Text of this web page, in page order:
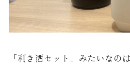
「利き酒セット」みたいなの